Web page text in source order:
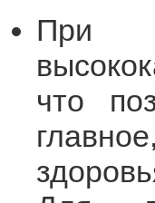
При
что